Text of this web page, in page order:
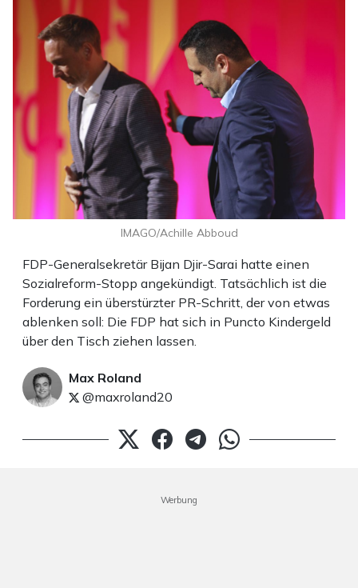
FDP-Generalsekretär Bijan Djir-Sarai hatte einen
Sozialreform-Stopp angekündigt. Tatsächlich ist die
Forderung ein überstürzter PR-Schritt, der von etwas
ablenken soll: Die FDP hat sich in Puncto Kindergeld
über den Tisch ziehen lassen.
Max Roland
@maxroland20
IMAGO/Achille Abboud
Werbung